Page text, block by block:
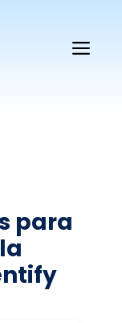
para